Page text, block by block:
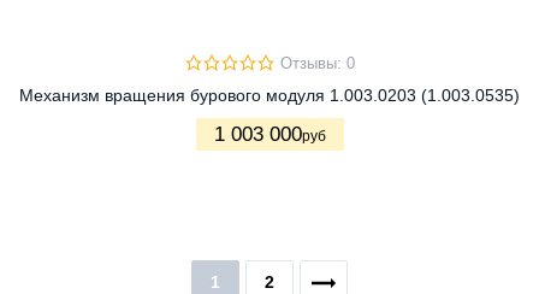
Отзывы: 0
Механизм вращения бурового модуля 1.003.0203 (1.003.0535)
1 003 000руб
1 2